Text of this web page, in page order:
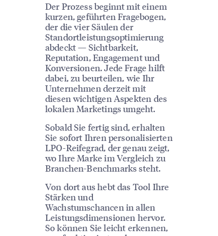
Der Prozess beginnt mit einem
kurzen, geführten Fragebogen,
der die vier Säulen der
Standortleistungsoptimierung
abdeckt — Sichtbarkeit,
Reputation, Engagement und
Konversionen. Jede Frage hilft
dabei, zu beurteilen, wie Ihr
Unternehmen derzeit mit
diesen wichtigen Aspekten des
lokalen Marketings umgeht.
Sobald Sie fertig sind, erhalten
Sie sofort Ihren personalisierten
LPO-Reifegrad, der genau zeigt,
wo Ihre Marke im Vergleich zu
Branchen-Benchmarks steht.
Von dort aus hebt das Tool Ihre
Stärken und
Wachstumschancen in allen
Leistungsdimensionen hervor.
So können Sie leicht erkennen,